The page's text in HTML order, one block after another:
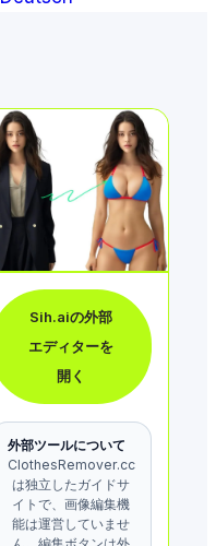
Sih.aiの外部
エディターを
開く
外部ツールについて
ClothesRemover.cc
は独立したガイドサ
イトで、画像編集機
能は運営していませ